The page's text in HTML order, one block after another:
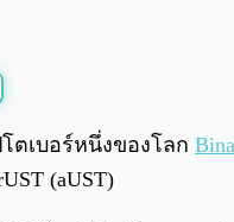
ตเบอร์หนึ่งของโลก
(aUST)